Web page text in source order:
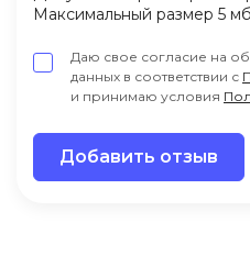
Максимальный размер 5
Даю свое согласие на
данных в соответствии с
и принимаю условия
Добавить отзыв